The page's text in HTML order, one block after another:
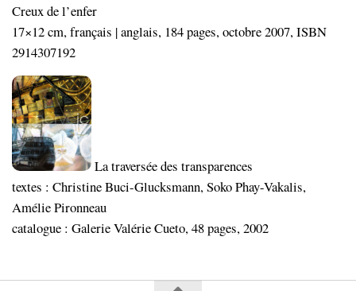
Creux de l’enfer
17×12 cm, français | anglais, 184 pages, octobre 2007, ISBN
2914307192
La traversée des transparences
textes : Christine Buci-Glucksmann, Soko Phay-Vakalis,
Amélie Pironneau
catalogue : Galerie Valérie Cueto, 48 pages, 2002